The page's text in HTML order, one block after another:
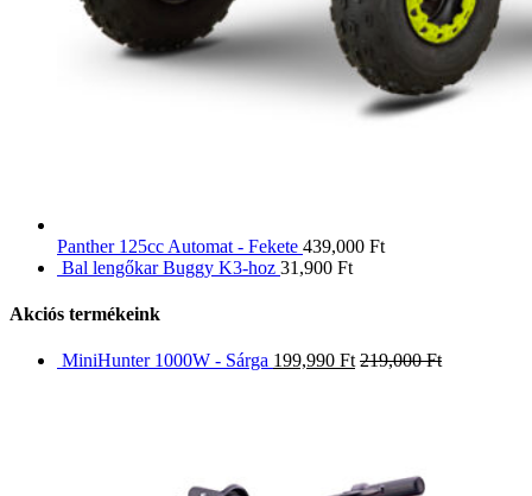
Panther 125cc Automat - Fekete 439,000 Ft
Bal lengőkar Buggy K3-hoz 31,900 Ft
Akciós termékeink
MiniHunter 1000W - Sárga 199,990 Ft 219,000Ft